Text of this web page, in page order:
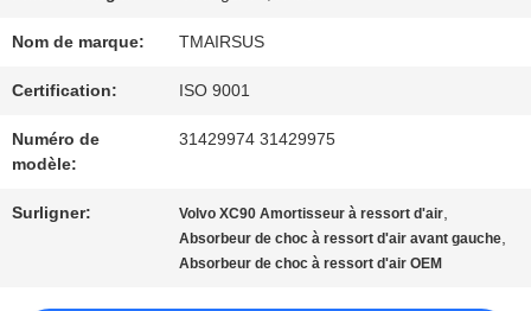
VISITE
DE
L'USINE
CONTRÔLE
Nom de marque: TMAIRSUS
Certification: ISO 9001
Numéro de
modèle:
31429974 31429975
Surligner: Volvo XC90 Amortisseur à ressort d'air,
Absorbeur de choc à ressort d'air avant gauche,
Absorbeur de choc à ressort d'air OEM